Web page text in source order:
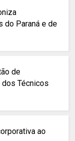
do Paraná e de
de
Técnicos
ao